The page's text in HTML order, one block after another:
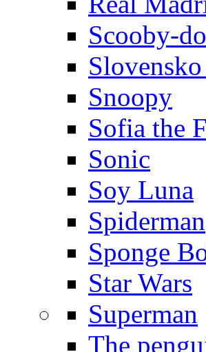
Scooby-
Snoopy
Sofia the
Sonic
Soy Luna
Spiderman
Sponge
Star Wars
Superman
The